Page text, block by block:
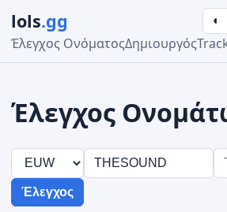
lols.gg
Έλεγχος ΟνόματοςΔημιουργός
◐
Έλεγχος
Έλεγχος